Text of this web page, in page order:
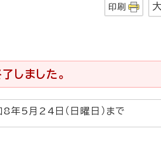
印刷
しました。
年5月24日（日曜日）まで